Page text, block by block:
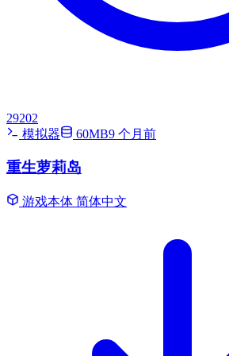
29202
模拟器
60MB9 个月前
重生萝莉岛
游戏本体 简体中文